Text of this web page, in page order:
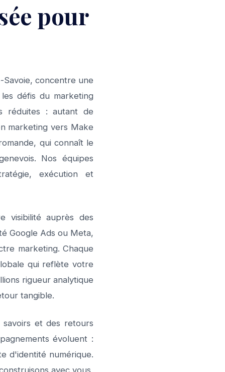
pour
Savoie, concentre une
défis du marketing
réduites : autant de
marketing vers Make
qui connaît le
Nos équipes
exécution et
visibilité auprès des
Google Ads ou Meta,
marketing. Chaque
qui reflète votre
rigueur analytique
tangible.
et des retours
évoluent :
d'identité numérique.
avec vous,